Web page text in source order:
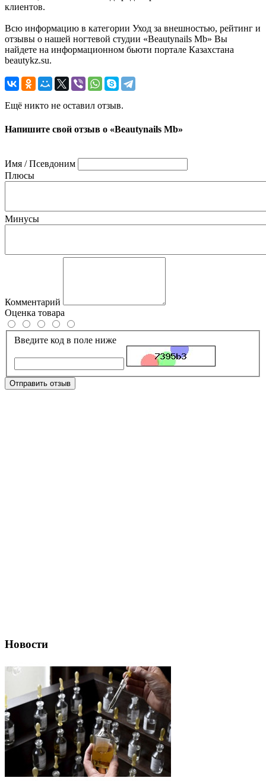
клиентов.
Всю информацию в категории Уход за внешностью, рейтинг и
отзывы о нашей ногтевой студии «Beautynails Mb» Вы
найдете на информационном бьюти портале Казахстана
beautykz.su.
Ещё никто не оставил отзыв.
Напишите свой отзыв о «Beautynails Mb»
Имя / Псевдоним
Плюсы
Минусы
Комментарий
Оценка товара
Введите код в поле ниже
Отправить отзыв
Новости